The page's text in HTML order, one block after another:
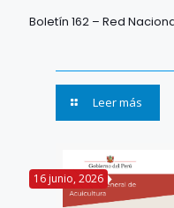
Boletín 162 – Red
Leer más
16 junio, 2026